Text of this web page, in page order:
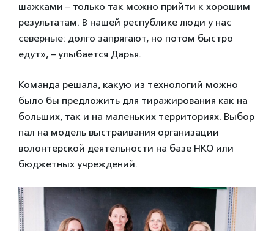
шажками – только так можно прийти к хорошим
результатам. В нашей республике люди у нас
северные: долго запрягают, но потом быстро
едут», – улыбается Дарья.
Команда решала, какую из технологий можно
было бы предложить для тиражирования как на
больших, так и на маленьких территориях. Выбор
пал на модель выстраивания организации
волонтерской деятельности на базе НКО или
бюджетных учреждений.